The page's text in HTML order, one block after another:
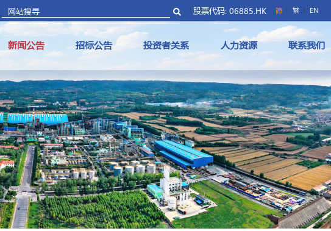
股票代码: 06885.HK 简 繁 EN
新闻公告 招标公告 投资者关系 人力资源 联系我们